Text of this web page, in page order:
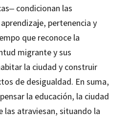
condicionan las
pertenencia y
que reconoce la
migrante y sus
la ciudad y construir
de desigualdad. En suma,
la educación, la ciudad
las atraviesan, situando la